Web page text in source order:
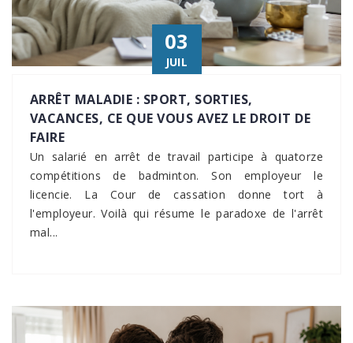
03
JUIL
ARRÊT MALADIE : SPORT, SORTIES,
VACANCES, CE QUE VOUS AVEZ LE DROIT DE
FAIRE
Un salarié en arrêt de travail participe à quatorze
compétitions de badminton. Son employeur le
licencie. La Cour de cassation donne tort à
l'employeur. Voilà qui résume le paradoxe de l'arrêt
mal...